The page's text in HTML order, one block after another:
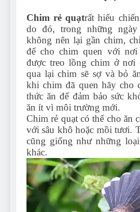
Chim rẻ quạtrất hiếu
do đó, trong những
không nên lại gần chim,
để cho chim quen với
được treo lồng chim ở nơi
qua lại chim sẽ sợ và bỏ
khi chim đã quen hãy cho
thức ăn để đảm bảo sức
ăn ít vì môi trường mới.
Chim rẻ quạt có thể cho ăn
với sâu khô hoặc mồi tươi.
cũng giống như những
khác.